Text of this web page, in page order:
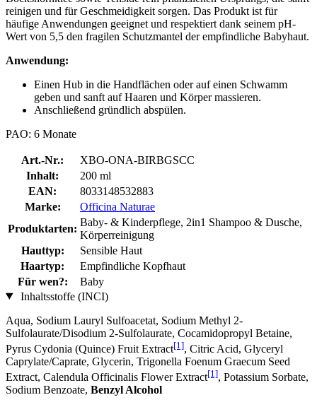
reinigen und für Geschmeidigkeit sorgen. Das Produkt ist für
häufige Anwendungen geeignet und respektiert dank seinem pH-
Wert von 5,5 den fragilen Schutzmantel der empfindliche Babyhaut.
Anwendung:
Einen Hub in die Handflächen oder auf einen Schwamm
geben und sanft auf Haaren und Körper massieren.
Anschließend gründlich abspülen.
PAO: 6 Monate
Art.-Nr.:
XBO-ONA-BIRBGSCC
Inhalt:
200 ml
EAN:
8033148532883
Marke:
Officina Naturae
Produktarten:
Baby- & Kinderpflege, 2in1 Shampoo & Dusche,
Körperreinigung
Hauttyp:
Sensible Haut
Haartyp:
Empfindliche Kopfhaut
Für wen?:
Baby
Inhaltsstoffe (INCI)
Aqua, Sodium Lauryl Sulfoacetat, Sodium Methyl 2-
Sulfolaurate/Disodium 2-Sulfolaurate, Cocamidopropyl Betaine,
Pyrus Cydonia (Quince) Fruit Extract[1], Citric Acid, Glyceryl
Caprylate/Caprate, Glycerin, Trigonella Foenum Graecum Seed
Extract, Calendula Officinalis Flower Extract[1], Potassium Sorbate,
Sodium Benzoate, Benzyl Alcohol